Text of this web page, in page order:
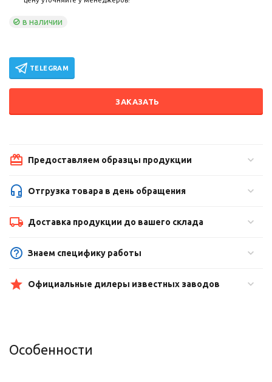
в наличии
TELEGRAM
ЗАКАЗАТЬ
Предоставляем образцы продукции
Отгрузка товара в день обращения
Доставка продукции до вашего склада
Знаем специфику работы
Официальные дилеры известных заводов
Особенности